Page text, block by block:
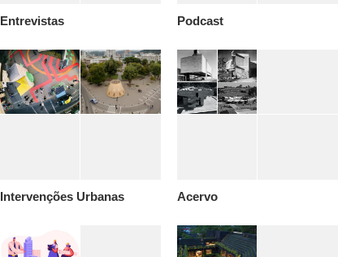
Entrevistas Podcast
Intervenções Urbanas Acervo